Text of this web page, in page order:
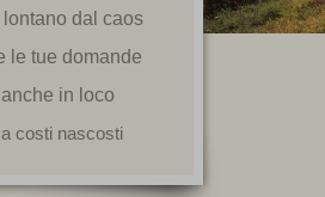
lontano dal caos
le tue domande
in loco
costi nascosti